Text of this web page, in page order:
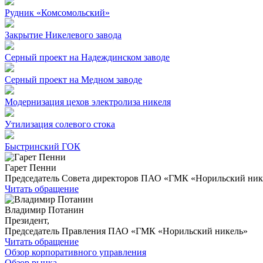
Рудник «Комсомольский»
Закрытие Никелевого завода
Серный проект на Надеждинском заводе
Серный проект на Медном заводе
Модернизация цехов электролиза никеля
Утилизация солевого стока
Быстринский ГОК
Гарет Пенни
Председатель Совета директоров ПАО «ГМК «Норильский
Читать обращение
Владимир Потанин
Президент,
Председатель Правления ПАО «ГМК «Норильский никель»
Читать обращение
Обзор корпоративного управления